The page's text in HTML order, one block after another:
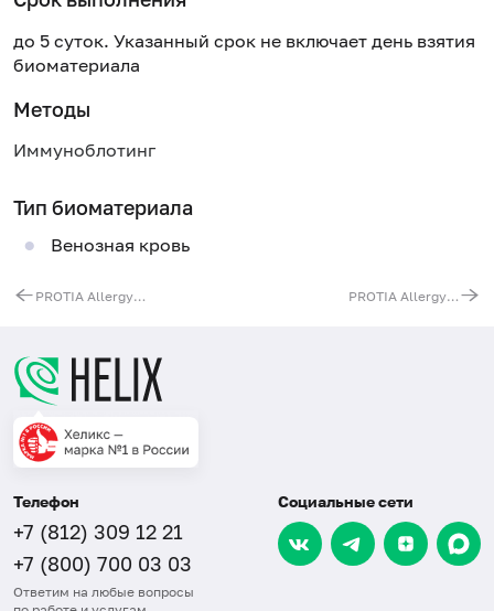
до 5 суток. Указанный срок не включает день взятия
биоматериала
Методы
Иммуноблотинг
Тип биоматериала
Венозная кровь
PROTIA Allergy-Q: комплексный анализ на пищевые аллергены, IgE (60 аллергенов: основные пищевые и респираторные) PROTIA Allergy-Q: комплексный анализ на аллергию, IgE (91 аллерген: пищевые, респираторные, эпидермальные, бытовые, грибковые)
Телефон
+7 (812) 309 12 21
+7 (800) 700 03 03
Ответим на любые вопросы
Социальные сети